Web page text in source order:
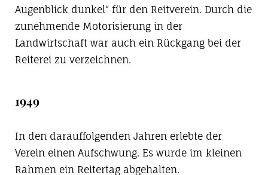
Augenblick dunkel“ für den Reitverein. Durch die
zunehmende Motorisierung in der
Landwirtschaft war auch ein Rückgang bei der
Reiterei zu verzeichnen.
1949
In den darauffolgenden Jahren erlebte der
Verein einen Aufschwung. Es wurde im kleinen
Rahmen ein Reitertag abgehalten.